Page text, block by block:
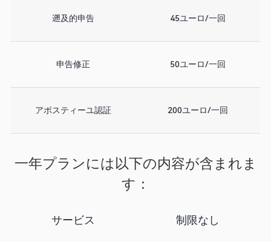
遡及的申告 45ユーロ/一回
申告修正 50ユーロ/一回
アポスティーユ認証 200ユーロ/一回
一年プランには以下の内容が含まれま
す：
サービス 制限なし